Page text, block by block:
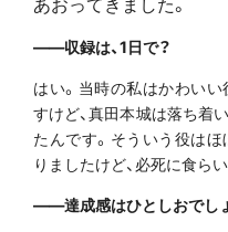
――収録は、1日で？
はい。当時の私はかわい
すけど、真田本城は落ち着
たんです。そういう役は
りましたけど、必死に食ら
――達成感はひとしおでし